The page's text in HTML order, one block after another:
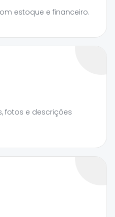
estoque e financeiro.
fotos e descrições